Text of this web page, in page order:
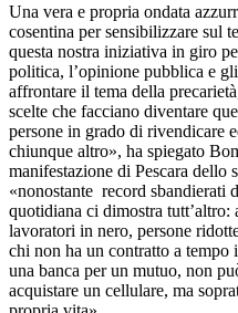
Una vera e propria ondata
cosentina per sensibilizzare sul
questa nostra iniziativa in giro
politica, l’opinione pubblica e
affrontare il tema della
scelte che facciano diventare
persone in grado di rivendicare
chiunque altro», ha spiegato
manifestazione di Pescara dello
«nonostante record sbandierati
quotidiana ci dimostra
lavoratori in nero, persone
chi non ha un contratto a
una banca per un mutuo, non
acquistare un cellulare, ma